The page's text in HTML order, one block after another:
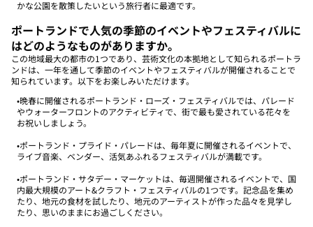
かな公園を散策したいという旅行者に最適です。
ポートランドで人気の季節のイベントやフェスティバルに
はどのようなものがありますか。
この地域最大の都市の1つであり、芸術文化の本拠地として知られるポートラ
ンドは、一年を通して季節のイベントやフェスティバルが開催されることで
知られています。以下をお楽しみいただけます。
•晩春に開催されるポートランド・ローズ・フェスティバルでは、パレード
やウォーターフロントのアクティビティで、街で最も愛されている花々を
お祝いしましょう。
•ポートランド・プライド・パレードは、毎年夏に開催されるイベントで、
ライブ音楽、ベンダー、活気あふれるフェスティバルが満載です。
•ポートランド・サタデー・マーケットは、毎週開催されるイベントで、国
内最大規模のアート&クラフト・フェスティバルの1つです。記念品を集め
たり、地元の食材を試したり、地元のアーティストが作った品々を見学し
たり、思いのままにお過ごしください。